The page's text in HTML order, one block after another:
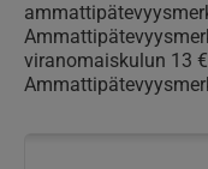
viranomaiskulun 13